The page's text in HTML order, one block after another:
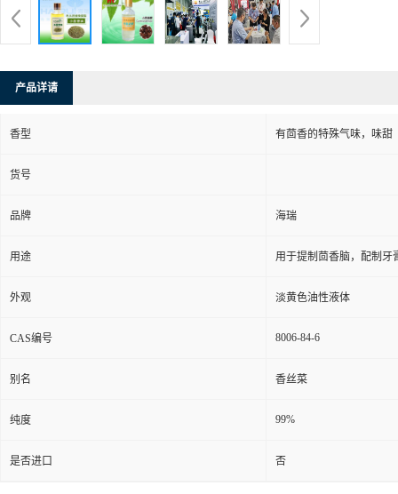
产品详请
香型 有茴香的特殊气味，味甜
货号
品牌 海瑞
用途 用于提制茴香脑，配制牙
外观 淡黄色油性液体
CAS编号 8006-84-6
别名 香丝菜
纯度 99%
是否进口 否